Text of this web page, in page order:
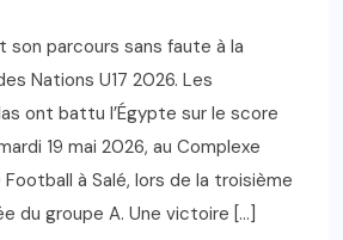
son parcours sans faute à la
Nations U17 2026. Les
ont battu l’Égypte sur le score
19 mai 2026, au Complexe
à Salé, lors de la troisième
du groupe A. Une victoire […]